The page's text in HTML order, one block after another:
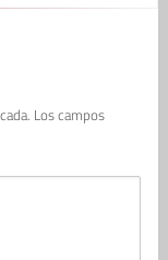
Los campos